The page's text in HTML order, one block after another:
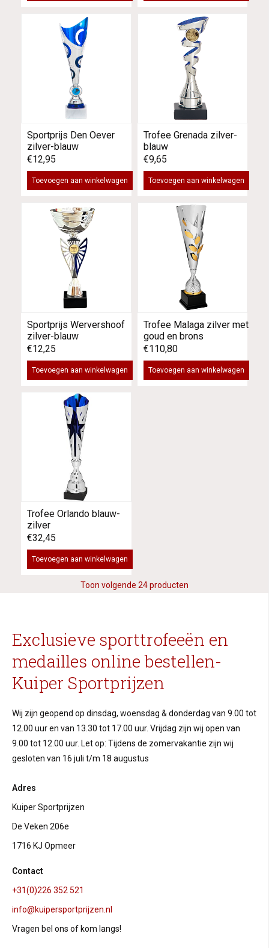
Sportprijs Den Oever
zilver-blauw
€12,95
Toevoegen aan winkelwagen
Trofee Grenada zilver-
blauw
€9,65
Toevoegen aan winkelwagen
Sportprijs Wervershoof
zilver-blauw
€12,25
Toevoegen aan winkelwagen
Trofee Malaga zilver met
goud en brons
€110,80
Toevoegen aan winkelwagen
Trofee Orlando blauw-
zilver
€32,45
Toevoegen aan winkelwagen
Toon volgende 24 producten
Exclusieve sporttrofeeën en
medailles online bestellen-
Kuiper Sportprijzen
Wij zijn geopend op dinsdag, woensdag & donderdag van 9.00 tot
12.00 uur en van 13.30 tot 17.00 uur. Vrijdag zijn wij open van
9.00 tot 12.00 uur. Let op: Tijdens de zomervakantie zijn wij
gesloten van 16 juli t/m 18 augustus
Adres
Kuiper Sportprijzen
De Veken 206e
1716 KJ Opmeer
Contact
+31(0)226 352 521
info@kuipersportprijzen.nl
Vragen bel ons of kom langs!